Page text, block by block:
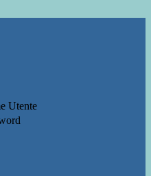
Utente